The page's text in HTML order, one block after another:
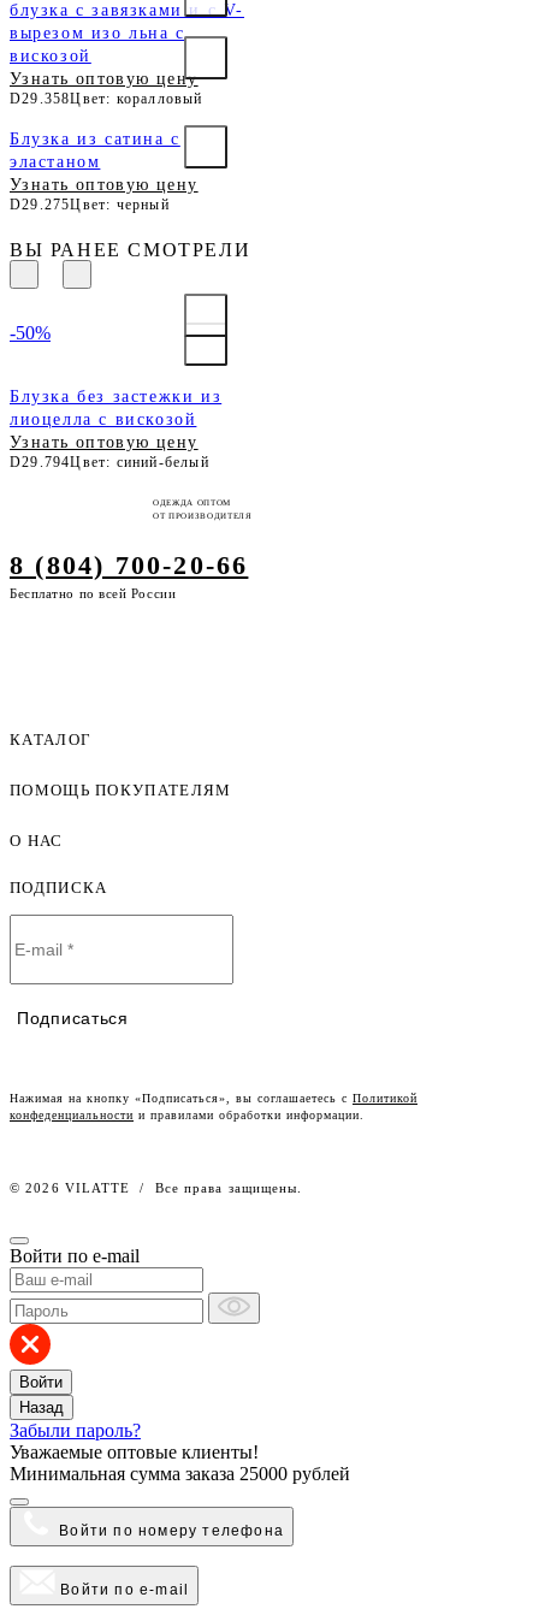
блузка с завязками и с V-
вырезом изо льна с
вискозой
Узнать оптовую цену
D29.358Цвет: коралловый
Блузка из сатина с
эластаном
Узнать оптовую цену
D29.275Цвет: черный
ВЫ РАНЕЕ СМОТРЕЛИ
Блузка без застежки из
лиоцелла с вискозой
Узнать оптовую цену
D29.794Цвет: синий-белый
-50%
ОДЕЖДА ОПТОМ
ОТ ПРОИЗВОДИТЕЛЯ
8 (804) 700-20-66
Бесплатно по всей России
КАТАЛОГ
Женская одежда оптом
ПОМОЩЬ ПОКУПАТЕЛЯМ
Оплата и доставка
Договор-оферта
Условия сотрудничества
О НАС
Lookbook
Работа в компании
ПОДПИСКА
Подписаться
Нажимая на кнопку «Подписаться», вы соглашаетесь с Политикой
конфеденциальности и правилами обработки информации.
© 2026 VILATTE / Все права защищены.
Войти по e-mail
Войти
Назад
Забыли пароль?
Уважаемые оптовые клиенты!
Минимальная сумма заказа 25000 рублей
Войти по номеру телефона
Войти по e-mail